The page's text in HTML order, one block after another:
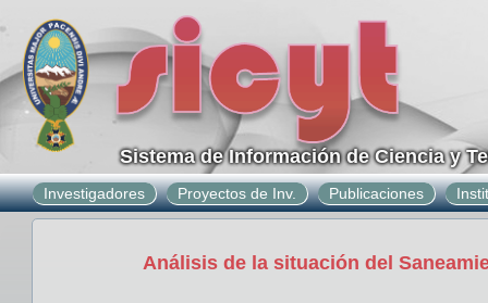
Sistema de Información de Ciencia y
Investigadores Proyectos de Inv. Publicaciones
Análisis de la situación del